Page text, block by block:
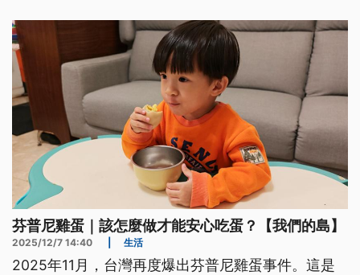
芬普尼雞蛋｜該怎麼做才能安心吃蛋？【我們的島】
2025/12/7 14:40 生活
2025年11月，台灣再度爆出芬普尼雞蛋事件。這是